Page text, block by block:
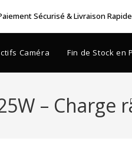
Sécurisé & Livraison Rapide
Caméra Fin de Stock en
– Charge